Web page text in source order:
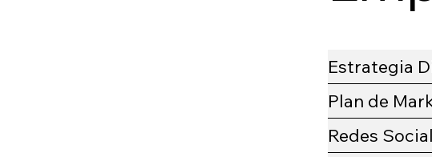
Estrategia
Plan de
Redes